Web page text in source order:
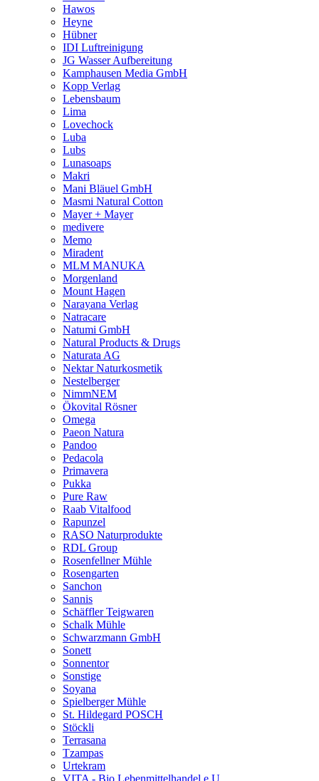
Hawos
Heyne
Hübner
IDI Luftreinigung
JG Wasser Aufbereitung
Kamphausen Media GmbH
Kopp Verlag
Lebensbaum
Lima
Lovechock
Luba
Lubs
Lunasoaps
Makri
Mani Bläuel GmbH
Masmi Natural Cotton
Mayer + Mayer
medivere
Memo
Miradent
MLM MANUKA
Morgenland
Mount Hagen
Narayana Verlag
Natracare
Natumi GmbH
Natural Products & Drugs
Naturata AG
Nektar Naturkosmetik
Nestelberger
NimmNEM
Ökovital Rösner
Omega
Paeon Natura
Pandoo
Pedacola
Primavera
Pukka
Pure Raw
Raab Vitalfood
Rapunzel
RASO Naturprodukte
RDL Group
Rosenfellner Mühle
Rosengarten
Sanchon
Sannis
Schäffler Teigwaren
Schalk Mühle
Schwarzmann GmbH
Sonett
Sonnentor
Sonstige
Soyana
Spielberger Mühle
St. Hildegard POSCH
Stöckli
Terrasana
Tzampas
Urtekram